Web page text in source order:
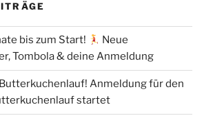
bis zum Start!
Neue
Tombola & deine Anmeldung
Anmeldung für den
startet